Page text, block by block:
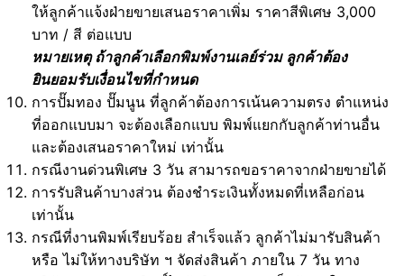
ให้ลูกค้าแจ้งฝ่ายขายเสนอราคาเพิ่ม ราคาสีพิเศษ 3,000
บาท / สี ต่อแบบ
หมายเหตุ ถ้าลูกค้าเลือกพิมพ์งานเลย์ร่วม ลูกค้าต้อง
ยินยอมรับเงื่อนไขที่กำหนด
การปั๊มทอง ปั๊มนูน ที่ลูกค้าต้องการเน้นความตรง ตำแหน่ง
ที่ออกแบบมา จะต้องเลือกแบบ พิมพ์แยกกับลูกค้าท่านอื่น
และต้องเสนอราคาใหม่ เท่านั้น
กรณีงานด่วนพิเศษ 3 วัน สามารถขอราคาจากฝ่ายขายได้
การรับสินค้าบางส่วน ต้องชำระเงินทั้งหมดที่เหลือก่อน
เท่านั้น
กรณีที่งานพิมพ์เรียบร้อย สำเร็จแล้ว ลูกค้าไม่มารับสินค้า
หรือ ไม่ให้ทางบริษัท ฯ จัดส่งสินค้า ภายใน 7 วัน ทาง